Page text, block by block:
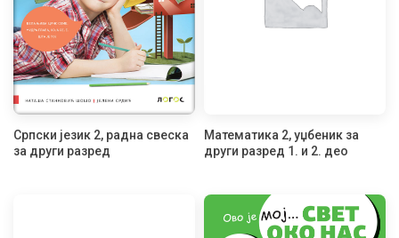
Српски језик 2, радна свеска
за други разред
Математика 2, уџбеник за
други разред 1. и 2. део